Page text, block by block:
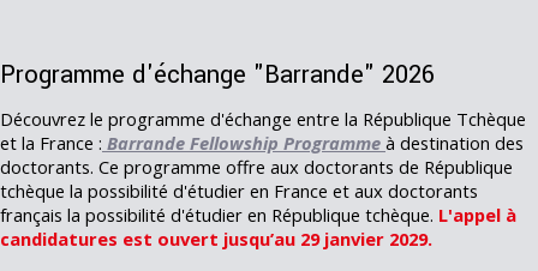
Programme d'échange "Barrande" 2026
Découvrez le programme d'échange entre la République Tchèque
et la France : Barrande Fellowship Programme à destination des
doctorants. Ce programme offre aux doctorants de République
tchèque la possibilité d'étudier en France et aux doctorants
français la possibilité d'étudier en République tchèque. L'appel à
candidatures est ouvert jusqu’au 29 janvier 2029.